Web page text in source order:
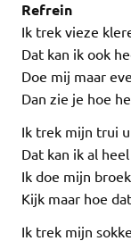
Refrein
Ik trek vieze
Dat kan ik ook
Doe mij maar
Dan zie je hoe
Ik trek mijn trui
Dat kan ik al
Ik doe mijn
Kijk maar hoe
Ik trek mijn